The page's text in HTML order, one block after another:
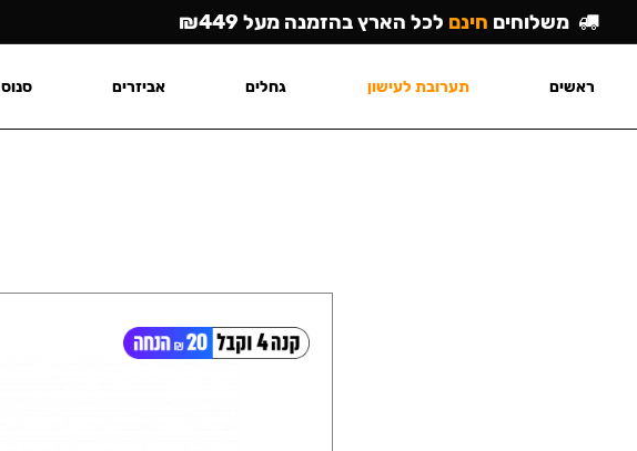
משלוחים חינם לכל הארץ בהזמנה מעל ₪449
ראשים תערובת לעישון גחלים אביזרים סנוס